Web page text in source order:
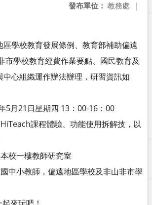
發布單位： 教務處 |
學校教育發展條例、教育部補助偏遠
市學校教育經費作業要點、國民教育及
中心組織運作辦法辦理，研習資訊如
月21日星期四 13：00-16：00
課程體驗、功能使用拆解技，以
校一樓教師研究室
中小教師，偏遠地區學校及非山非市學